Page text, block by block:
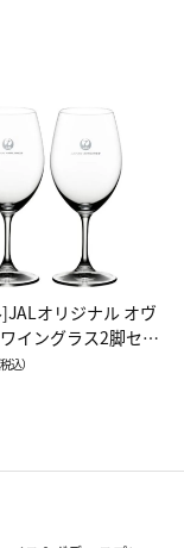
オリジナル オヴ
イングラス2脚セッ
ワイン）
税込）